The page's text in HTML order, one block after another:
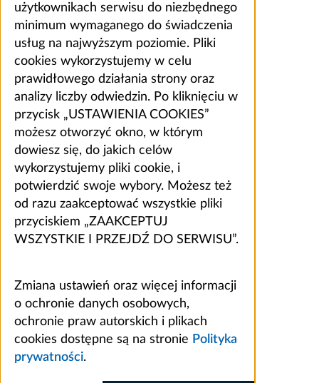
użytkownikach serwisu do niezbędnego
minimum wymaganego do świadczenia
usług na najwyższym poziomie. Pliki
cookies wykorzystujemy w celu
prawidłowego działania strony oraz
analizy liczby odwiedzin. Po kliknięciu w
przycisk „USTAWIENIA COOKIES”
możesz otworzyć okno, w którym
dowiesz się, do jakich celów
wykorzystujemy pliki cookie, i
potwierdzić swoje wybory. Możesz też
od razu zaakceptować wszystkie pliki
przyciskiem „ZAAKCEPTUJ
WSZYSTKIE I PRZEJDŹ DO SERWISU”.
Zmiana ustawień oraz więcej informacji
o ochronie danych osobowych,
ochronie praw autorskich i plikach
cookies dostępne są na stronie Polityka
prywatności.